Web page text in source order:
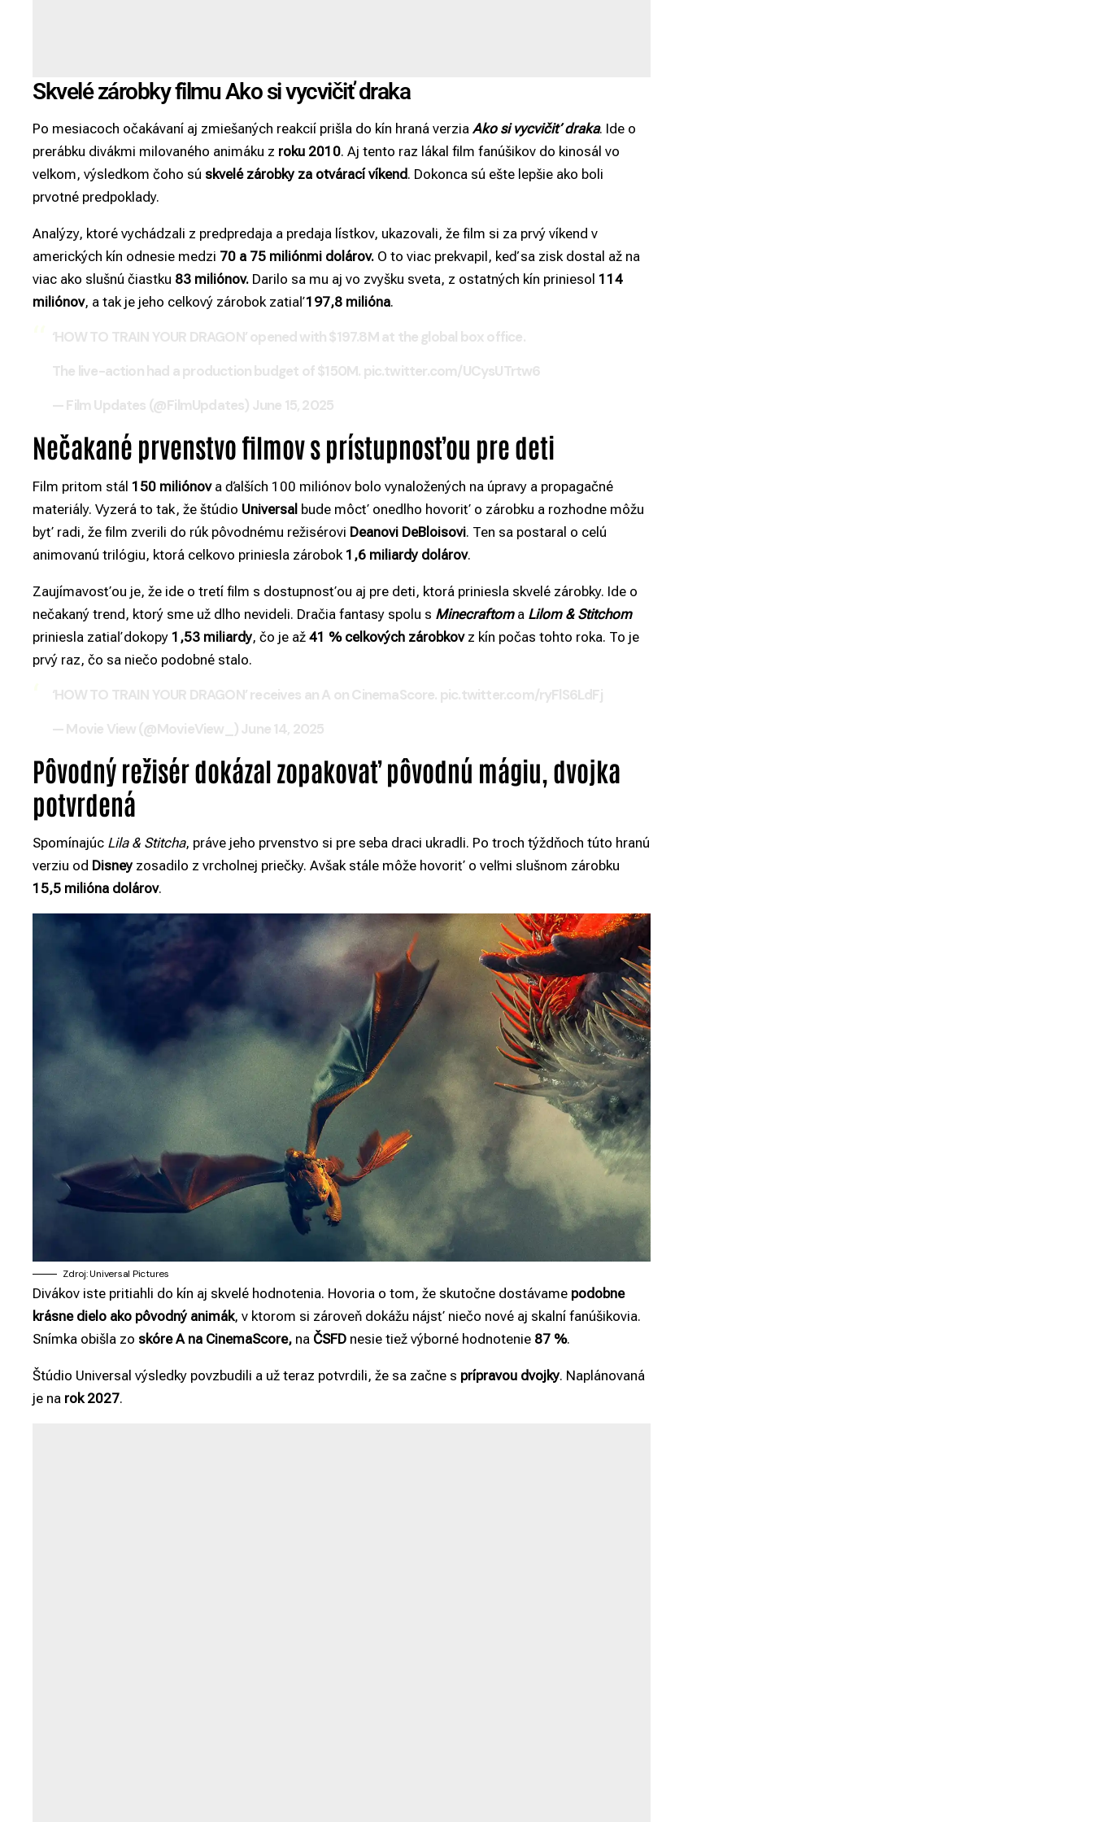
Skvelé zárobky filmu Ako si vycvičiť draka
Po mesiacoch očakávaní aj zmiešaných reakcií prišla do kín hraná verzia Ako si vycvičiť draka. Ide o
prerábku divákmi milovaného animáku z roku 2010. Aj tento raz lákal film fanúšikov do kinosál vo
veľkom, výsledkom čoho sú skvelé zárobky za otvárací víkend. Dokonca sú ešte lepšie ako boli
prvotné predpoklady.
Analýzy, ktoré vychádzali z predpredaja a predaja lístkov, ukazovali, že film si za prvý víkend v
amerických kín odnesie medzi 70 a 75 miliónmi dolárov. O to viac prekvapil, keď sa zisk dostal až na
viac ako slušnú čiastku 83 miliónov. Darilo sa mu aj vo zvyšku sveta, z ostatných kín priniesol 114
miliónov, a tak je jeho celkový zárobok zatiaľ197,8 milióna.
‘HOW TO TRAIN YOUR DRAGON’ opened with $197.8M at the global box office.
The live-action had a production budget of $150M. pic.twitter.com/UCysUTrtw6
— Film Updates (@FilmUpdates) June 15, 2025
Nečakané prvenstvo filmov s prístupnosťou pre deti
Film pritom stál 150 miliónova ďalších 100 miliónov bolo vynaložených na úpravy a propagačné
materiály. Vyzerá to tak, že štúdio Universal bude môcť onedlho hovoriť o zárobku a rozhodne môžu
byť radi, že film zverili do rúk pôvodnému režisérovi Deanovi DeBloisovi. Ten sa postaral o celú
animovanú trilógiu, ktorá celkovo priniesla zárobok 1,6 miliardy dolárov.
Zaujímavosťou je, že ide o tretí film s dostupnosťou aj pre deti, ktorá priniesla skvelé zárobky. Ide o
nečakaný trend, ktorý sme už dlho nevideli. Dračia fantasy spolu s Minecraftom a Lilom & Stitchom
priniesla zatiaľ dokopy 1,53 miliardy, čo je až 41 % celkových zárobkovz kín počas tohto roka. To je
prvý raz, čo sa niečo podobné stalo.
‘HOW TO TRAIN YOUR DRAGON’ receives an A on CinemaScore. pic.twitter.com/ryFlS6LdFj
— Movie View (@MovieView_) June 14, 2025
Pôvodný režisér dokázal zopakovať pôvodnú mágiu, dvojka
potvrdená
Spomínajúc Lila & Stitcha, práve jeho prvenstvo si pre seba draci ukradli. Po troch týždňoch túto hranú
verziu od Disney zosadilo z vrcholnej priečky. Avšak stále môže hovoriť o veľmi slušnom zárobku
15,5 milióna dolárov.
Zdroj: Universal Pictures
Divákov iste pritiahli do kín aj skvelé hodnotenia. Hovoria o tom, že skutočne dostávame podobne
krásne dielo ako pôvodný animák, v ktorom si zároveň dokážu nájsť niečo nové aj skalní fanúšikovia.
Snímka obišla zo skóre A na CinemaScore, na ČSFD nesie tiež výborné hodnotenie 87 %.
Štúdio Universal výsledky povzbudili a už teraz potvrdili, že sa začne s prípravou dvojky. Naplánovaná
je na rok 2027.